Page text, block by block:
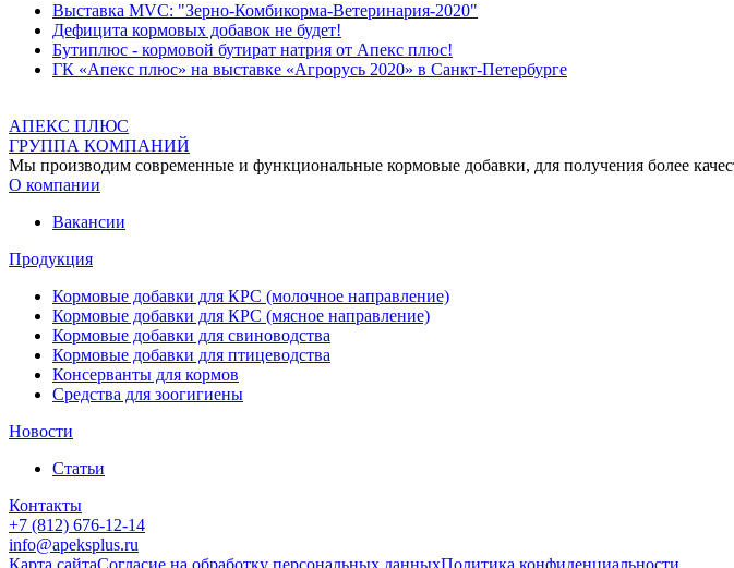
Выставка MVC: "Зерно-Комбикорма-Ветеринария-2020"
Дефицита кормовых добавок не будет!
Бутиплюс - кормовой бутират натрия от Апекс плюс!
ГК «Апекс плюс» на выставке «Агрорусь 2020» в Санкт-Петербурге
АПЕКС ПЛЮС
ГРУППА КОМПАНИЙ
Мы производим современные и функциональные кормовые добавки, для получения более
О компании
Вакансии
Продукция
Кормовые добавки для КРС (молочное направление)
Кормовые добавки для КРС (мясное направление)
Кормовые добавки для свиноводства
Кормовые добавки для птицеводства
Консерванты для кормов
Средства для зоогигиены
Новости
Статьи
Контакты
+7 (812) 676-12-14
info@apeksplus.ru